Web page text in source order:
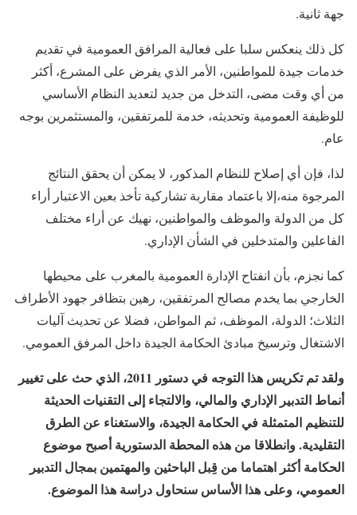
جهة ثانية.
كل ذلك ينعكس سلبا على فعالية المرافق العمومية في تقديم
خدمات جيدة للمواطنين، الأمر الذي يفرض على المشرع، أكثر
من أي وقت مضى، التدخل من جديد لتعديد النظام الأساسي
للوظيفة العمومية وتحديثه، خدمة للمرتفقين، والمستثمرين بوجه
عام.
لذا، فإن أي إصلاح للنظام المذكور، لا يمكن أن يحقق النتائج
المرجوة منه،إلا باعتماد مقاربة تشاركية تأخذ بعين الاعتبار أراء
كل من الدولة والموظف والمواطنين، نهيك عن أراء مختلف
الفاعلين والمتدخلين في الشأن الإداري.
كما نجزم، بأن انفتاح الإدارة العمومية بالمغرب على محيطها
الخارجي بما يخدم مصالح المرتفقين، رهين بتظافر جهود الأطراف
الثلاث؛ الدولة، الموظف، ثم المواطن، فضلا عن تحديث آليات
الاشتغال وترسيخ مبادئ الحكامة الجيدة داخل المرفق العمومي.
ولقد تم تكريس هذا التوجه في دستور 2011، الذي حث على تغيير
أنماط التدبير الإداري والمالي، والالتجاء إلى التقنيات الحديثة
للتنظيم المتمثلة في الحكامة الجيدة، والاستغناء عن الطرق
التقليدية. وانطلاقا من هذه المحطة الدستورية أصبح موضوع
الحكامة أكثر اهتماما من قِبل الباحثين والمهتمين بمجال التدبير
العمومي، وعلى هذا الأساس سنحاول دراسة هذا الموضوع.